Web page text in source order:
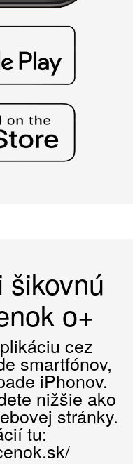
o+
cez
smartfónov,
iPhonov.
nižšie ako
stránky.
tu: